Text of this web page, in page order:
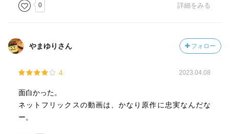
0 詳細をみる
やまゆりさん フォロー
4 2023.04.08
面白かった。
ネットフリックスの動画は、かなり原作に忠実なんだな
ー。